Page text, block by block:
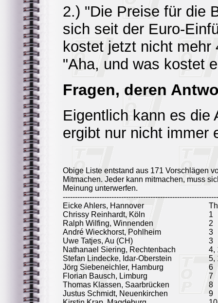
2.) "Die Preise für die
sich seit der Euro-
kostet jetzt nicht mehr
"Aha, und was kostet
Fragen, deren
Eigentlich kann es die
ergibt nur nicht immer
Obige Liste entstand aus 171 Vorschlägen
Mitmachen. Jeder kann mitmachen, muss
Meinung unterwerfen.
Eicke Ahlers, Hannover
Chrissy Reinhardt, Köln
1
Ralph Wilfing, Winnenden
2
André Wieckhorst, Pohlheim
3
Uwe Tatjes, Au (CH)
3
Nathanael Siering, Rechtenbach
4,
Stefan Lindecke, Idar-Oberstein
5,
Jörg Siebeneichler, Hamburg
6
Florian Bausch, Limburg
7
Thomas Klassen, Saarbrücken
8
Justus Schmidt, Neuenkirchen
9